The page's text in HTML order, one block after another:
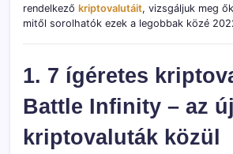
rendelkező kriptovalutáit, vizsgáljuk meg
mitől sorolhatók ezek a legobbak közé
1. 7 ígéretes
Battle Infinity – az új
kriptovaluták közül